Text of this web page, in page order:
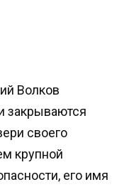
Волков
закрываются
своего
крупной
его имя